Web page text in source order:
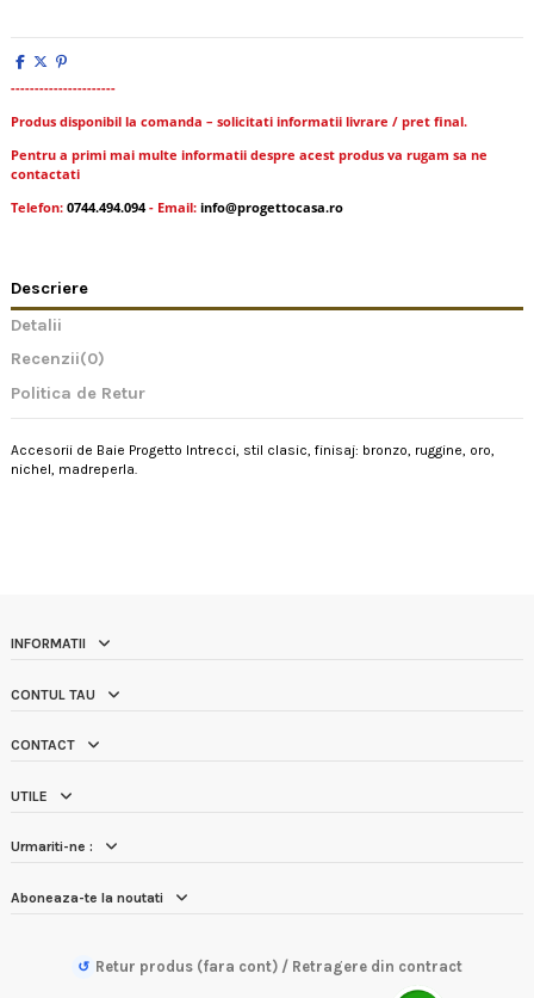
----------------------
Produs disponibil la comanda – solicitati informatii livrare / pret final.
Pentru a primi mai multe informatii despre acest produs va rugam sa ne
contactati
Telefon: 0744.494.094- Email: info@progettocasa.ro
Descriere
Detalii
Recenzii(0)
Politica de Retur
Accesorii de Baie Progetto Intrecci, stil clasic, finisaj: bronzo, ruggine, oro,
nichel, madreperla.
INFORMATII
CONTUL TAU
CONTACT
UTILE
↺ Retur produs (fara cont) / Retragere din contract
Urmariti-ne :
Aboneaza-te la noutati